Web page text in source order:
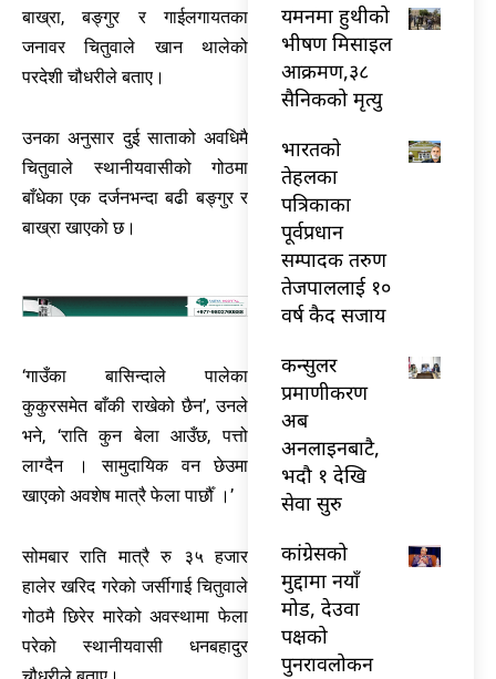
बाख्रा, बङ्गुर र गाईलगायतका
जनावर चितुवाले खान थालेको
परदेशी चौधरीले बताए।
उनका अनुसार दुई साताको अवधिमै
चितुवाले स्थानीयवासीको गोठमा
बाँधेका एक दर्जनभन्दा बढी बङ्गुर र
बाख्रा खाएको छ।
‘गाउँका बासिन्दाले पालेका
कुकुरसमेत बाँकी राखेको छैन’, उनले
भने, ‘राति कुन बेला आउँछ, पत्तो
लाग्दैन । सामुदायिक वन छेउमा
खाएको अवशेष मात्रै फेला पार्छौँ ।’
सोमबार राति मात्रै रु ३५ हजार
हालेर खरिद गरेको जर्सीगाई चितुवाले
गोठमै छिरेर मारेको अवस्थामा फेला
परेको स्थानीयवासी धनबहादुर
यमनमा हुथीको
भीषण मिसाइल
आक्रमण,३८
सैनिकको मृत्यु
भारतकाे
तेहलका
पत्रिकाका
पूर्वप्रधान
सम्पादक तरुण
तेजपाललाई १०
वर्ष कैद सजाय
कन्सुलर
प्रमाणीकरण
अब
अनलाइनबाटै,
भदौ १ देखि
सेवा सुरु
कांग्रेसको
मुद्दामा नयाँ
मोड, देउवा
पक्षको
पुनरावलोकन